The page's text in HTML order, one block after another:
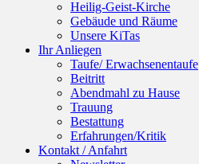
Heilig-Geist-Kirche
Gebäude und Räume
Unsere KiTas
Ihr Anliegen
Taufe/ Erwachsenentaufe
Beitritt
Abendmahl zu Hause
Trauung
Bestattung
Erfahrungen/Kritik
Kontakt / Anfahrt